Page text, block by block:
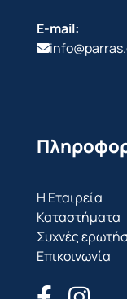
E-mail:
Η Εταιρεία
Καταστήματα
Συχνές
Επικοινωνία